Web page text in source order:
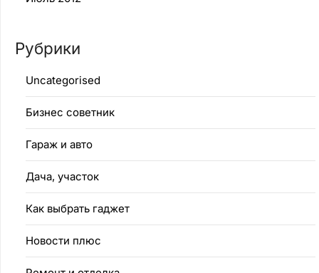
Рубрики
Uncategorised
Бизнес советник
Гараж и авто
Дача, участок
Как выбрать гаджет
Новости плюс